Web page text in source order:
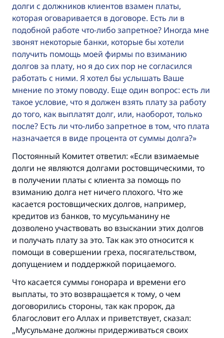
долги с должников клиентов взамен платы,
которая оговаривается в договоре. Есть ли в
подобной работе что-либо запретное? Иногда мне
звонят некоторые банки, которые бы хотели
получить помощь моей фирмы по взиманию
долгов за плату, но я до сих пор не согласился
работать с ними. Я хотел бы услышать Ваше
мнение по этому поводу. Еще один вопрос: есть ли
такое условие, что я должен взять плату за работу
до того, как выплатят долг, или, наоборот, только
после? Есть ли что-либо запретное в том, что плата
назначается в виде процента от суммы долга?
Постоянный Комитет ответил: «Если взимаемые
долги не являются долгами ростовщическими, то
в получении платы с клиента за помощь по
взиманию долга нет ничего плохого. Что же
касается ростовщических долгов, например,
кредитов из банков, то мусульманину не
дозволено участвовать во взыскании этих долгов
и получать плату за это. Так как это относится к
помощи в совершении греха, посягательством,
допущением и поддержкой порицаемого.
Что касается суммы гонорара и времени его
выплаты, то это возвращается к тому, о чем
договорились стороны, так как пророк, да
благословит его Аллах и приветствует, сказал:
„Мусульмане должны придерживаться своих
Ответ № 110845 помог сохранить
брак.
Помогите нам предоставить ответы Умме
Посланник Аллаха, мир ему и
благословение, сказал:
«Указавшему на благое (полагается) такая
же награда как и совершившему его»
(МУСЛИМ, № 1893).
Участвуйте сейчас!